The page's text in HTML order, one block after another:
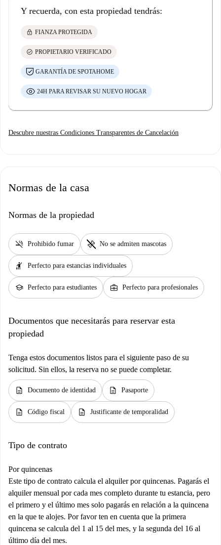
Y recuerda, con esta propiedad tendrás:
lock FIANZA PROTEGIDA
check_circle PROPIETARIO VERIFICADO
GARANTÍA DE SPOTAHOME
24H PARA REVISAR SU NUEVO HOGAR
Descubre nuestras Condiciones Transparentes de Cancelación
Normas de la casa
Normas de la propiedad
smoke_free Prohibido fumar pet_supplies No se admiten mascotas
hail Perfecto para estancias individuales
school Perfecto para estudiantes business_center Perfecto para profesionales
Documentos que necesitarás para reservar esta
propiedad
Tenga estos documentos listos para el siguiente paso de su
solicitud. Sin ellos, la reserva no se puede completar.
description Documento de identidad description Pasaporte
description Código fiscal description Justificante de temporalidad
Tipo de contrato
Por quincenas
Este tipo de contrato calcula el alquiler por quincenas. Pagarás el
alquiler mensual por cada mes completo durante tu estancia, pero
el primero y el último mes solo pagarás en relación a la quincena
en la que te alojes. Por favor ten en cuenta que la primera
quincena se calcula del 1 al 15 del mes, y la segunda del 16 al
último día del mes.